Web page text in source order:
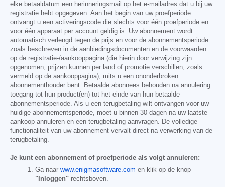
elke betaaldatum een herinneringsmail op het e-mailadres dat u bij uw
registratie hebt opgegeven. Aan het begin van uw proefperiode
ontvangt u een activeringscode die slechts voor één proefperiode en
voor één apparaat per account geldig is. Uw abonnement wordt
automatisch verlengd tegen de prijs en voor de abonnementsperiode
zoals beschreven in de aanbiedingsdocumenten en de voorwaarden
op de registratie-/aankooppagina (die hierin door verwijzing zijn
opgenomen; prijzen kunnen per land of promotie verschillen, zoals
vermeld op de aankooppagina), mits u een ononderbroken
abonnementhouder bent. Betaalde abonnees behouden na annulering
toegang tot hun product(en) tot het einde van hun betaalde
abonnementsperiode. Als u een terugbetaling wilt ontvangen voor uw
huidige abonnementsperiode, moet u binnen 30 dagen na uw laatste
aankoop annuleren en een terugbetaling aanvragen. De volledige
functionaliteit van uw abonnement vervalt direct na verwerking van de
terugbetaling.
Je kunt een abonnement of proefperiode als volgt annuleren:
Ga naar www.enigmasoftware.com en klik op de knop
"Inloggen" rechtsboven.